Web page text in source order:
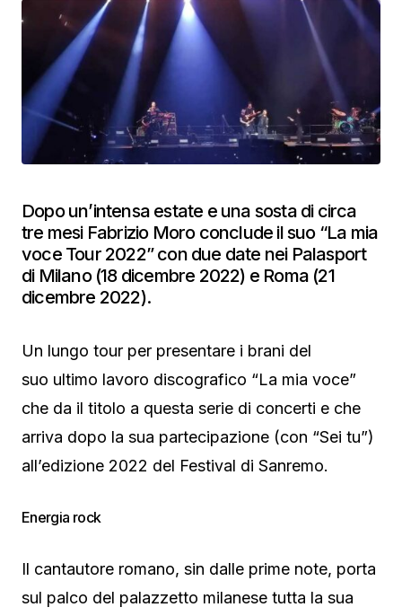
Dopo un’intensa estate e una sosta di circa
tre mesi Fabrizio Moro conclude il suo “La mia
voce Tour 2022” con due date nei Palasport
di Milano (18 dicembre 2022) e Roma (21
dicembre 2022).
Un lungo tour per presentare i brani del
suo ultimo lavoro discografico “La mia voce”
che da il titolo a questa serie di concerti e che
arriva dopo la sua partecipazione (con “Sei tu”)
all’edizione 2022 del Festival di Sanremo.
Energia rock
Il cantautore romano, sin dalle prime note, porta
sul palco del palazzetto milanese tutta la sua